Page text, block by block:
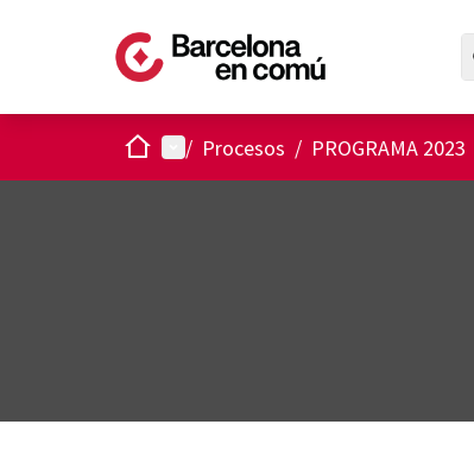
InicioMenú principal
/ Procesos / PROGRAMA 2023